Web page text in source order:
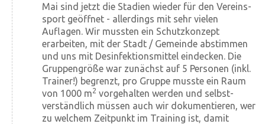
Mai sind jetzt die Stadien wieder für den Vereins­
sport geöffnet - allerdings mit sehr vielen
Auflagen. Wir mussten ein Schutz­konzept
erarbeiten, mit der Stadt / Gemeinde abstimmen
und uns mit Des­infektions­mittel eindecken. Die
Gruppen­größe war zunächst auf 5 Personen (inkl.
Trainer!) begrenzt, pro Gruppe musste ein Raum
von 1000 m2 vorgehalten werden und selbst­
verständlich müssen auch wir dokumentieren, wer
zu welchem Zeit­punkt im Training ist, damit